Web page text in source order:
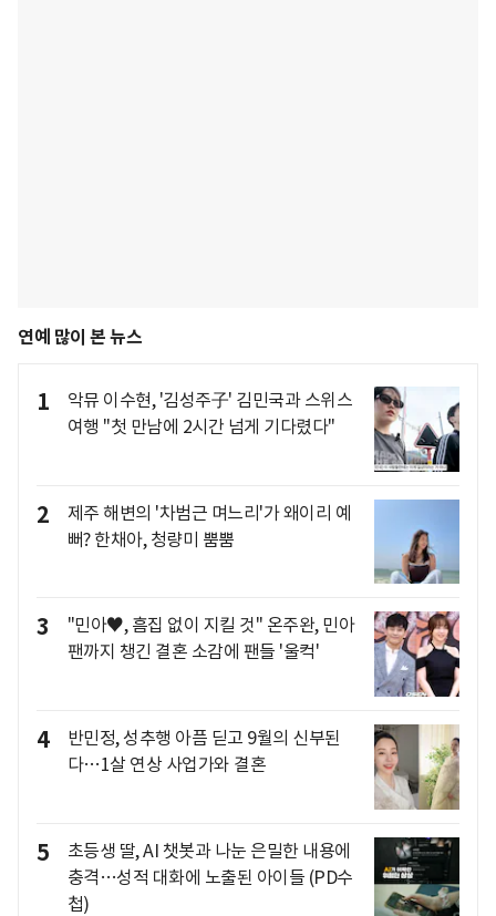
연예 많이 본 뉴스
1
악뮤 이수현, '김성주子' 김민국과 스위스
여행 "첫 만남에 2시간 넘게 기다렸다"
2
제주 해변의 '차범근 며느리'가 왜이리 예
뻐? 한채아, 청량미 뿜뿜
3
"민아♥, 흠집 없이 지킬 것" 온주완, 민아
팬까지 챙긴 결혼 소감에 팬들 '울컥'
4
반민정, 성추행 아픔 딛고 9월의 신부된
다…1살 연상 사업가와 결혼
5
초등생 딸, AI 챗봇과 나눈 은밀한 내용에
충격…성적 대화에 노출된 아이들 (PD수
첩)